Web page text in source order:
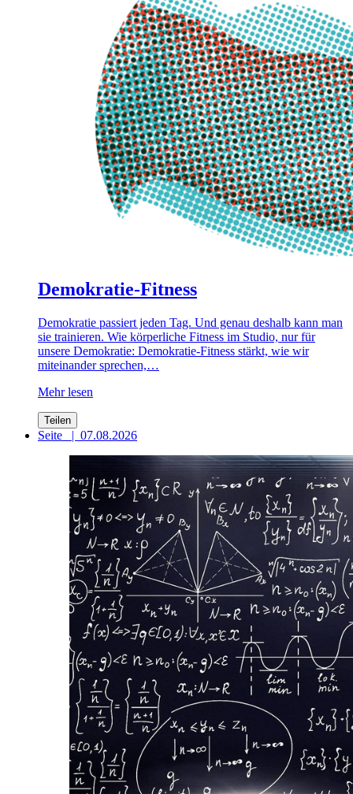
Demokratie-Fitness
Demokratie passiert jeden Tag. Und genau deshalb kann man
sie trainieren. Wie körperliche Fitness im Studio, nur für
unsere Demokratie: Demokratie-Fitness stärkt, wie wir
miteinander sprechen,…
Mehr lesen
Teilen
Seite | 07.08.2026